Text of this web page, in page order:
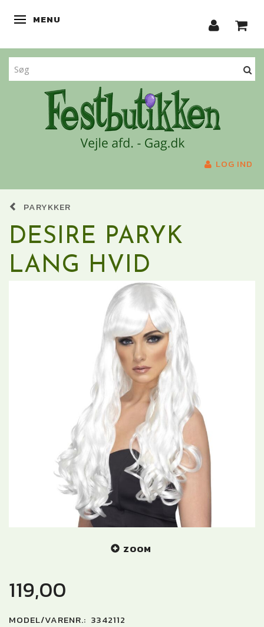
SKIFTE NAVIGATION
MENU
LOG IND
PARYKKER
DESIRE PARYK
LANG HVID
ZOOM
119,00
MODEL/VARENR.: 3342112